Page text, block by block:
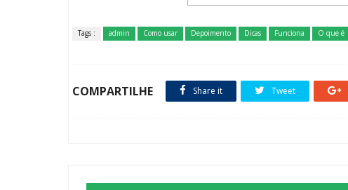
Tags : admin Como usar Depoimento Dicas Funciona O que é
COMPARTILHE Share it Tweet